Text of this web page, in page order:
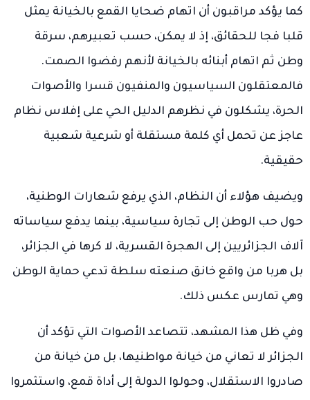
كما يؤكد مراقبون أن اتهام ضحايا القمع بالخيانة يمثل
قلبا فجا للحقائق، إذ لا يمكن، حسب تعبيرهم، سرقة
وطن ثم اتهام أبنائه بالخيانة لأنهم رفضوا الصمت.
فالمعتقلون السياسيون والمنفيون قسرا والأصوات
الحرة، يشكلون في نظرهم الدليل الحي على إفلاس نظام
عاجز عن تحمل أي كلمة مستقلة أو شرعية شعبية
حقيقية.
ويضيف هؤلاء أن النظام، الذي يرفع شعارات الوطنية،
حول حب الوطن إلى تجارة سياسية، بينما يدفع سياساته
آلاف الجزائريين إلى الهجرة القسرية، لا كرها في الجزائر،
بل هربا من واقع خانق صنعته سلطة تدعي حماية الوطن
وهي تمارس عكس ذلك.
وفي ظل هذا المشهد، تتصاعد الأصوات التي تؤكد أن
الجزائر لا تعاني من خيانة مواطنيها، بل من خيانة من
صادروا الاستقلال، وحولوا الدولة إلى أداة قمع، واستثمروا